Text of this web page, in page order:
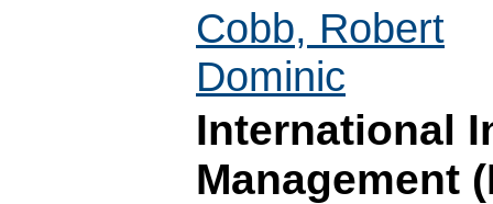
Cobb, Robert
Dominic
International
Management